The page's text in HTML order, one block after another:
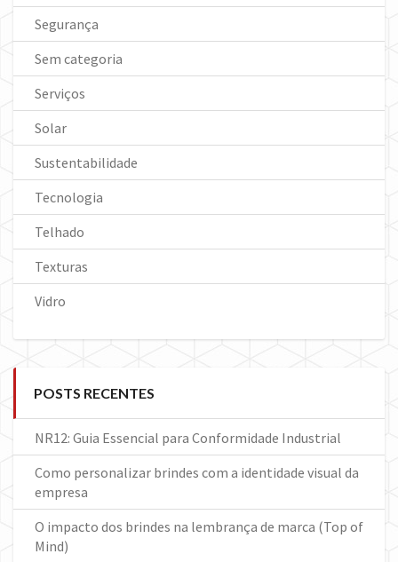
Segurança
Sem categoria
Serviços
Solar
Sustentabilidade
Tecnologia
Telhado
Texturas
Vidro
POSTS RECENTES
NR12: Guia Essencial para Conformidade Industrial
Como personalizar brindes com a identidade visual da
empresa
O impacto dos brindes na lembrança de marca (Top of
Mind)